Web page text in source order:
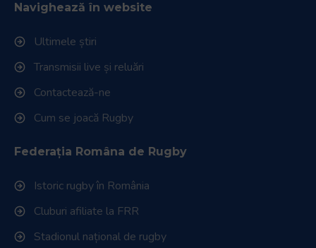
Navighează în website
Ultimele știri
Transmisii live și reluări
Contactează-ne
Cum se joacă Rugby
Federația Româna de Rugby
Istoric rugby în România
Cluburi afiliate la FRR
Stadionul național de rugby